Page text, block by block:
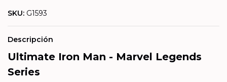
SKU: G1593
Descripción
Ultimate Iron Man - Marvel Legends
Series